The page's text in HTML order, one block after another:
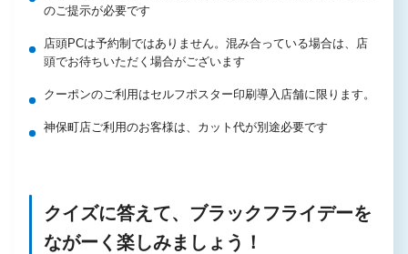
のご提示が必要です
店頭PCは予約制ではありません。混み合っている場合は、店
頭でお待ちいただく場合がございます
クーポンのご利用はセルフポスター印刷導入店舗に限ります。
神保町店ご利用のお客様は、カット代が別途必要です
クイズに答えて、ブラックフライデーを
ながーく楽しみましょう！